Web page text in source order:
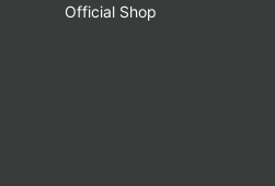
Official Shop